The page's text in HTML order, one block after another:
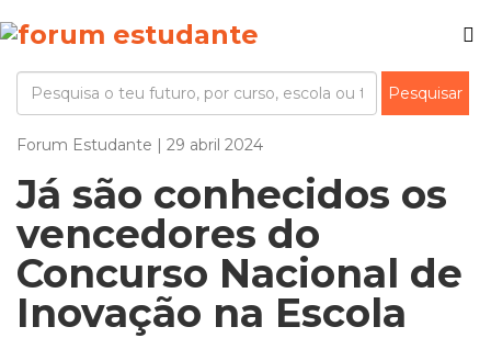
Forum Estudante | 29 abril 2024
Já são conhecidos os
vencedores do
Concurso Nacional de
Inovação na Escola